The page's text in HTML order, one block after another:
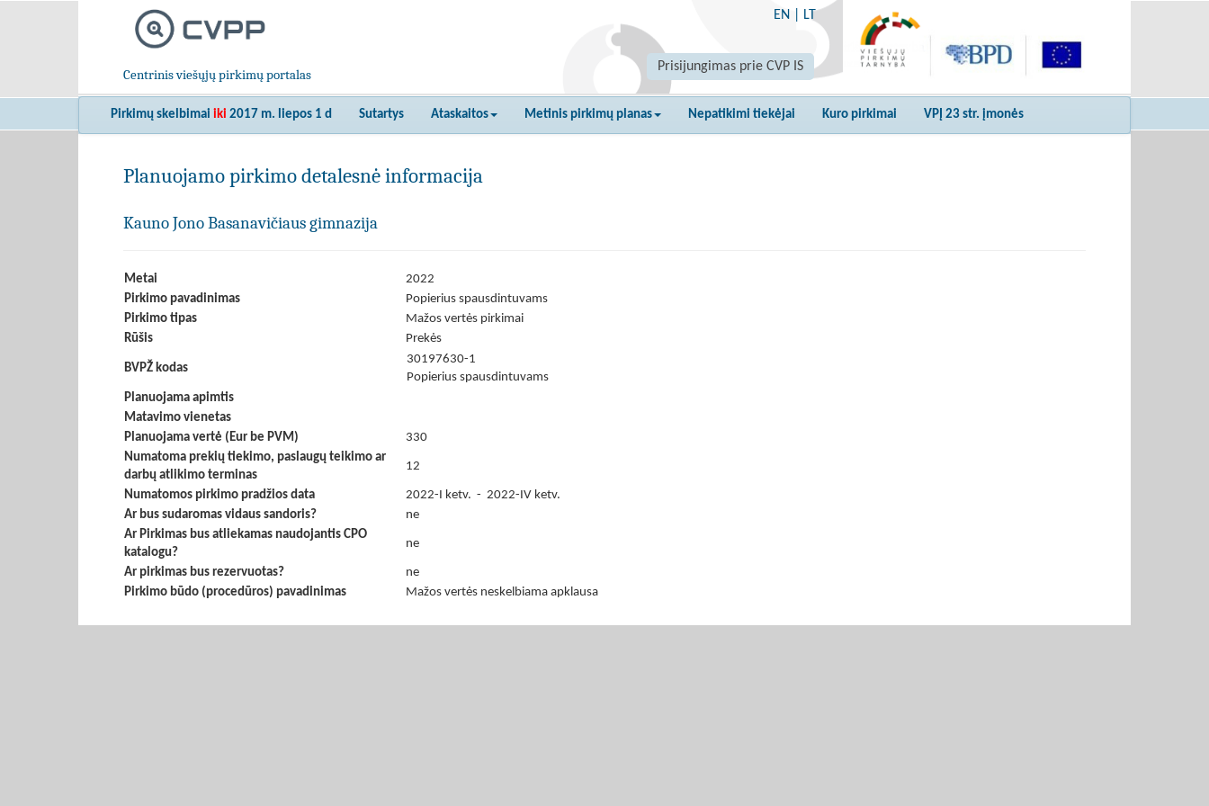
Centrinis viešųjų pirkimų portalas
EN LT
Prisijungimas prie CVP IS
Pirkimų skelbimai iki 2017 m. liepos 1 d Sutartys Ataskaitos Metinis pirkimų planas Nepatikimi tiekėjai Kuro pirkimai VPĮ 23 str. įmonės
Planuojamo pirkimo detalesnė informacija
Kauno Jono Basanavičiaus gimnazija
Metai
2022
Pirkimo pavadinimas
Popierius spausdintuvams
Pirkimo tipas
Mažos vertės pirkimai
Rūšis
Prekės
BVPŽ kodas
30197630-1
Popierius spausdintuvams
Planuojama apimtis
Matavimo vienetas
Planuojama vertė (Eur be PVM)
330
Numatoma prekių tiekimo, paslaugų teikimo ar
darbų atlikimo terminas
12
Numatomos pirkimo pradžios data
2022-I ketv. - 2022-IV ketv.
Ar bus sudaromas vidaus sandoris?
ne
Ar Pirkimas bus atliekamas naudojantis CPO
katalogu?
ne
Ar pirkimas bus rezervuotas?
ne
Pirkimo būdo (procedūros) pavadinimas
Mažos vertės neskelbiama apklausa